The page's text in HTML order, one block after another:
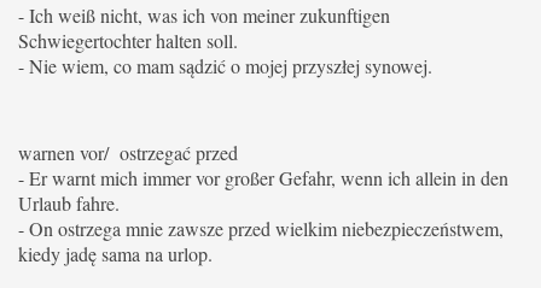
- Ich weiß nicht, was ich von meiner zukunftigen
Schwiegertochter halten soll.
- Nie wiem, co mam sądzić o mojej przyszłej synowej.
warnen vor/ ostrzegać przed
- Er warnt mich immer vor großer Gefahr, wenn ich allein in den
Urlaub fahre.
- On ostrzega mnie zawsze przed wielkim niebezpieczeństwem,
kiedy jadę sama na urlop.